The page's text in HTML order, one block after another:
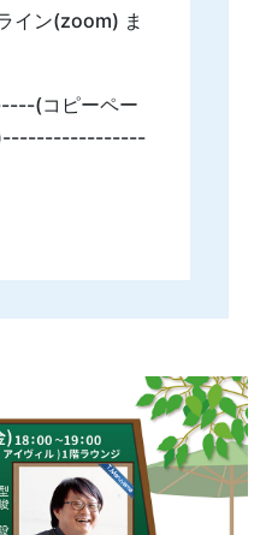
イン(zoom) ま
(コピーペー
)-----------------